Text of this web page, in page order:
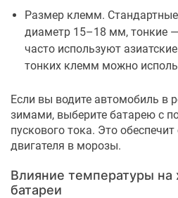
Размер клемм.
диаметр 15–18 мм, тонкие
часто используют
тонких клемм можно
Если вы водите автомобиль в
зимами, выберите батарею с
пускового тока. Это
двигателя в морозы.
Влияние температуры на
батареи